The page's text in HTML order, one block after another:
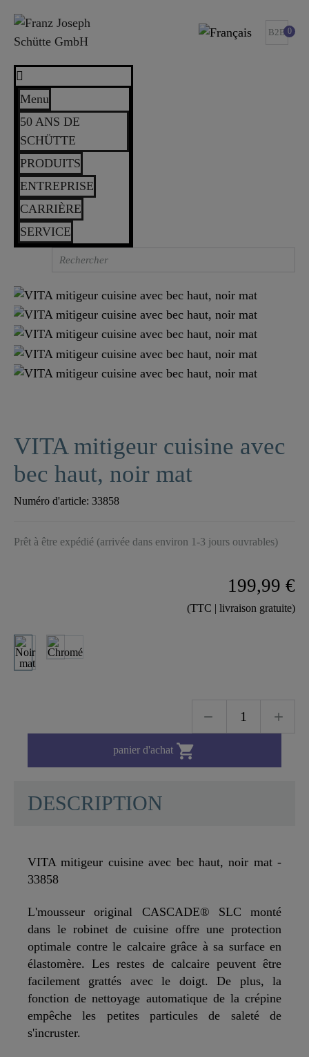
B2B 0
Menu
50 ANS DE
SCHÜTTE
PRODUITS
ENTREPRISE
CARRIÈRE
SERVICE
VITA mitigeur cuisine avec
bec haut, noir mat
Numéro d'article: 33858
Prêt à être expédié (arrivée dans environ 1-3 jours ouvrables)
199,99 €
(TTC | livraison gratuite)
panier d'achat 
DESCRIPTION
VITA mitigeur cuisine avec bec haut, noir mat -
33858
L'mousseur original CASCADE® SLC monté
dans le robinet de cuisine offre une protection
optimale contre le calcaire grâce à sa surface en
élastomère. Les restes de calcaire peuvent être
facilement grattés avec le doigt. De plus, la
fonction de nettoyage automatique de la crépine
empêche les petites particules de saleté de
s'incruster.